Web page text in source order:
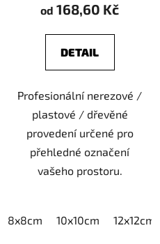
od 168,60 Kč
DETAIL
Profesionální nerezové /
plastové / dřevěné
provedení určené pro
přehledné označení
vašeho prostoru.
8x8cm 10x10cm 12x12cm